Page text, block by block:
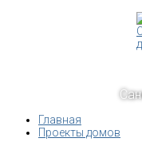
Главная
Проекты домов